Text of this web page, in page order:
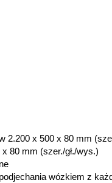
2.200 x 500 x 80 mm
80 mm (szer./gł./wys.)
wózkiem z